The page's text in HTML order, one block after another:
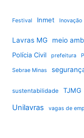
Festival Inmet Inovação
Lavras MG meio
Polícia Civil
prefeitura
Sebrae Minas
sustentabilidade TJMG
Unilavras vagas de